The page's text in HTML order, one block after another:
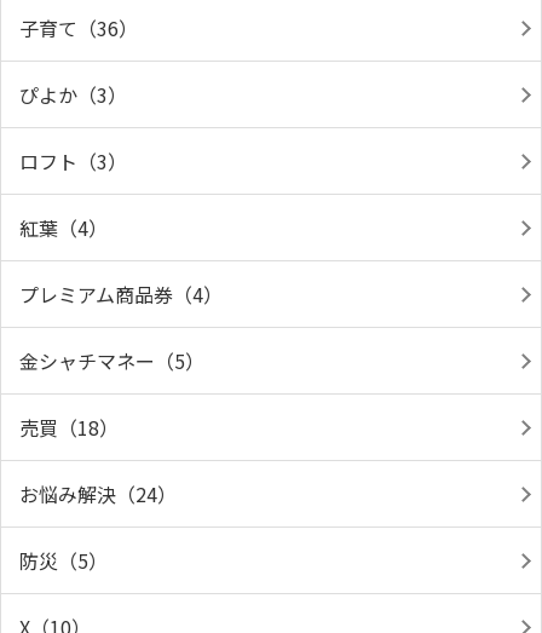
子育て（36）
ぴよか（3）
ロフト（3）
紅葉（4）
プレミアム商品券（4）
金シャチマネー（5）
売買（18）
お悩み解決（24）
防災（5）
X（10）